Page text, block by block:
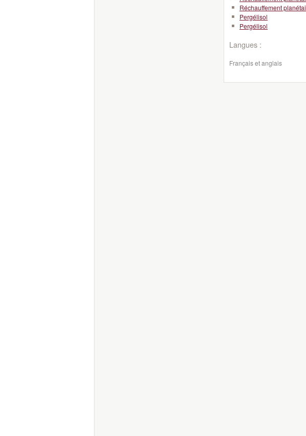
Réchauffement
Pergélisol
Pergélisol
Langues :
Français et anglais